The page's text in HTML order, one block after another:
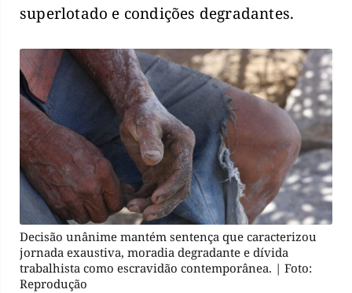
superlotado e condições degradantes.
Decisão unânime mantém sentença que caracterizou
jornada exaustiva, moradia degradante e dívida
trabalhista como escravidão contemporânea. | Foto:
Reprodução